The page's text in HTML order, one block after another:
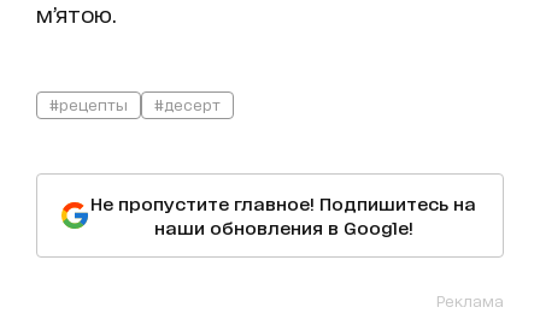
м’ятою.
#рецепты #десерт
Не пропустите главное! Подпишитесь на
наши обновления в Google!
Реклама